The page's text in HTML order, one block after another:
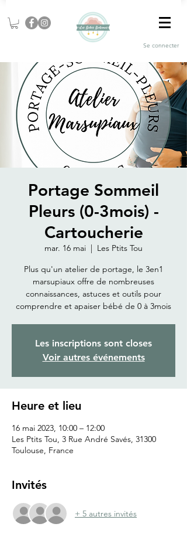
Se connecter
Portage Sommeil
Pleurs (0-3mois) -
Cartoucherie
mar. 16 mai
  |
Les Ptits Tou
Plus qu'un atelier de portage, le 3en1
marsupiaux offre de nombreuses
connaissances, astuces et outils pour
comprendre et apaiser bébé de 0 à 3mois
Les inscriptions sont closes
Voir autres événements
Heure et lieu
16 mai 2023, 10:00 – 12:00
Les Ptits Tou, 3 Rue André Savés, 31300
Toulouse, France
Invités
+ 5 autres invités